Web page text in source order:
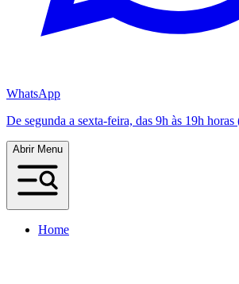
WhatsApp
De segunda a sexta-feira, das 9h às 19h
Abrir Menu
Home